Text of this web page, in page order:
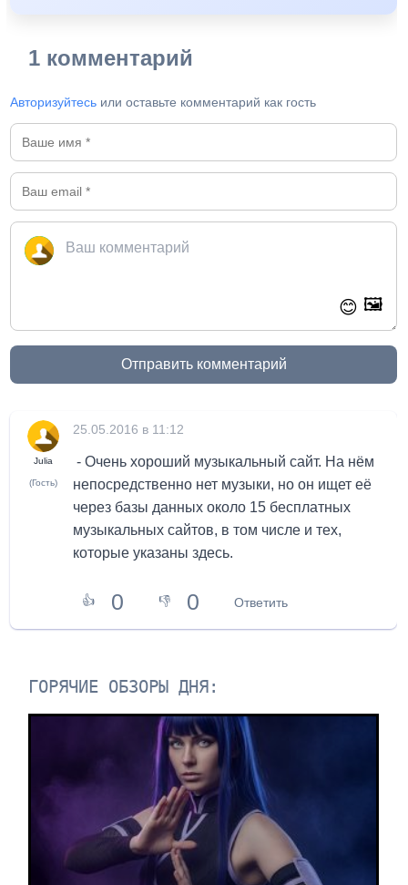
1 комментарий
Авторизуйтесь или оставьте комментарий как гость
😊 🖼️
Отправить комментарий
Julia
(Гость)
25.05.2016 в 11:12
- Очень хороший музыкальный сайт. На нём
непосредственно нет музыки, но он ищет её
через базы данных около 15 бесплатных
музыкальных сайтов, в том числе и тех,
которые указаны здесь.
👍 0 👎 0 Ответить
ГОРЯЧИЕ ОБЗОРЫ ДНЯ: